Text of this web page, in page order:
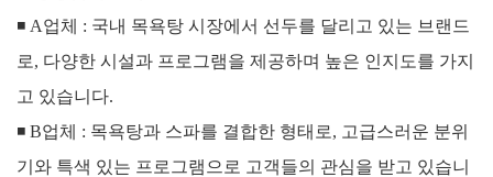
◾ A업체 : 국내 목욕탕 시장에서 선두를 달리고 있는 브랜드
로, 다양한 시설과 프로그램을 제공하며 높은 인지도를 가지
고 있습니다.
◾ B업체 : 목욕탕과 스파를 결합한 형태로, 고급스러운 분위
기와 특색 있는 프로그램으로 고객들의 관심을 받고 있습니